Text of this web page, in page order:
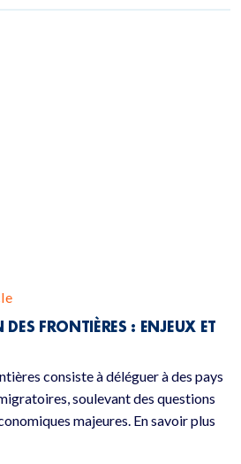
FRONTIÈRES : ENJEUX ET
consiste à déléguer à des pays
soulevant des questions
majeures. En savoir plus